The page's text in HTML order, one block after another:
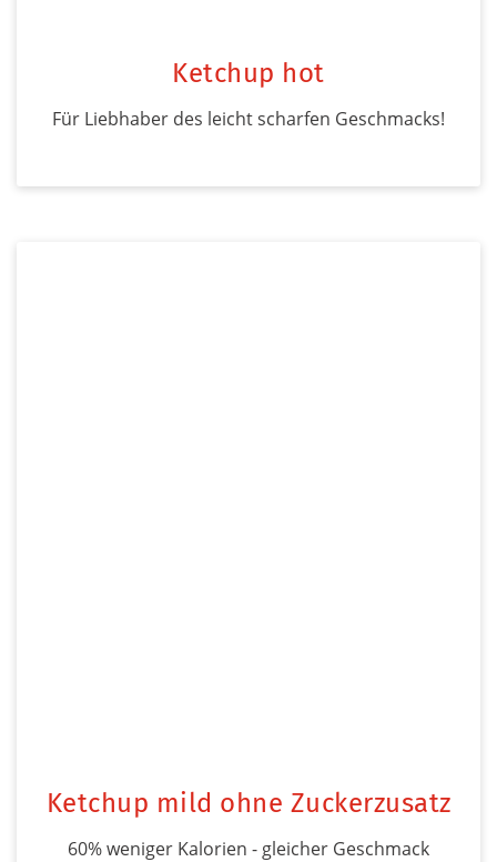
Ketchup hot
Für Liebhaber des leicht scharfen Geschmacks!
Ketchup mild ohne Zuckerzusatz
60% weniger Kalorien - gleicher Geschmack